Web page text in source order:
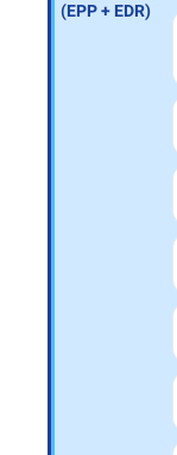
Extra
Plus (MDR)
(EPP + EDR)